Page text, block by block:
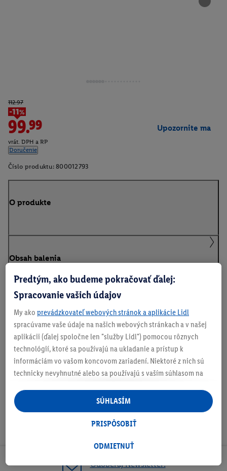
112.97
-11%
99.99
vrát. DPH a RP
Doručenie
Upozornite ma
Číslo produktu: 800012793
O produkte
Obsah balenia
Informácie o batériách podľa nariadenia EÚ o
batériách
Na stiahnutie
Odoberaj Newsletter!
Predtým, ako budeme pokračovať ďalej:
Spracovanie vašich údajov
My ako prevádzkovateľ webových stránok a aplikácie Lidl
spracúvame vaše údaje na našich webových stránkach a v našej
aplikácii (ďalej spoločne len "služby Lidl") pomocou rôznych
technológií, ktoré sa používajú na ukladanie a prístup k
informáciám vo vašom koncovom zariadení. Niektoré z nich sú
technicky nevyhnutné alebo sa používajú s vaším súhlasom na
personalizovanú reklamu v rámci služieb Lidl aj mimo nich. Ak
ste účastníkom programu Lidl Plus, na tieto účely sa spracúvajú
aj údaje z vášho nákupného správania v obchode.
následne si vytvoríte účet Lidl Plus alebo sa prihlásite do svojho
ODMIETNUŤ
PRISPÔSOBIŤ
SÚHLASÍM